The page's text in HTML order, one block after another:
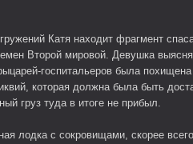
Катя находит фрагмент
Второй мировой. Девушка
госпитальеров была
которая должна была быть
груз туда в итоге не прибыл.
лодка с сокровищами, скорее